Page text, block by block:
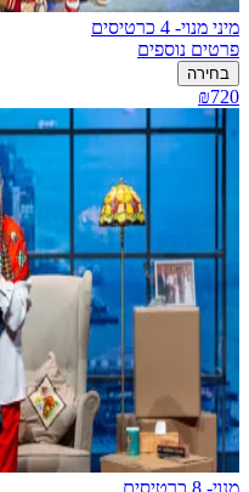
מיני מנוי- 4 כרטיסים
פרטים נוספים
בחירה
₪720
מנוי- 8 כרטיסים